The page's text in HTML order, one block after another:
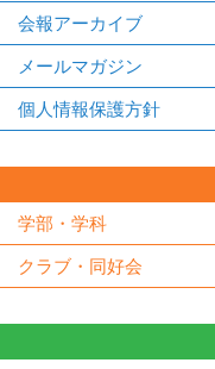
会報アーカイブ
メールマガジン
個人情報保護方針
学部・学科
クラブ・同好会